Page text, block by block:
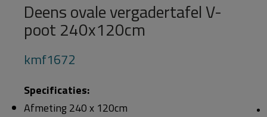
Deens ovale vergadertafel V-
poot 240x120cm
kmf1672
Specificaties:
Afmeting 240 x 120cm